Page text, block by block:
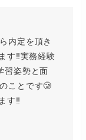
内定を頂き
す‼︎実務経験
習姿勢と面
ことです🥲
す‼︎